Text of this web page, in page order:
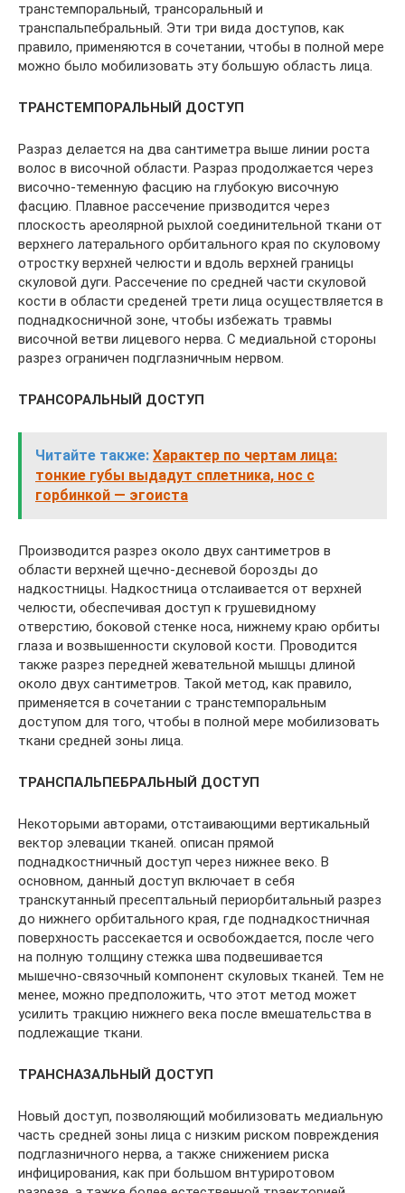
транстемпоральный, трансоральный и
транспальпебральный. Эти три вида доступов, как
правило, применяются в сочетании, чтобы в полной мере
можно было мобилизовать эту большую область лица.
ТРАНСТЕМПОРАЛЬНЫЙ ДОСТУП
Разраз делается на два сантиметра выше линии роста
волос в височной области. Разраз продолжается через
височно-теменную фасцию на глубокую височную
фасцию. Плавное рассечение призводится через
плоскость ареолярной рыхлой соединительной ткани от
верхнего латерального орбитального края по скуловому
отростку верхней челюсти и вдоль верхней границы
скуловой дуги. Рассечение по средней части скуловой
кости в области среденей трети лица осуществляется в
поднадкосничной зоне, чтобы избежать травмы
височной ветви лицевого нерва. С медиальной стороны
разрез ограничен подглазничным нервом.
ТРАНСОРАЛЬНЫЙ ДОСТУП
Читайте также: Характер по чертам лица:
тонкие губы выдадут сплетника, нос с
горбинкой — эгоиста
Производится разрез около двух сантиметров в
области верхней щечно-десневой борозды до
надкостницы. Надкостница отслаивается от верхней
челюсти, обеспечивая доступ к грушевидному
отверстию, боковой стенке носа, нижнему краю орбиты
глаза и возвышенности скуловой кости. Проводится
также разрез передней жевательной мышцы длиной
около двух сантиметров. Такой метод, как правило,
применяется в сочетании с транстемпоральным
доступом для того, чтобы в полной мере мобилизовать
ткани средней зоны лица.
ТРАНСПАЛЬПЕБРАЛЬНЫЙ ДОСТУП
Некоторыми авторами, отстаивающими вертикальный
вектор элевации тканей. описан прямой
поднадкостничный доступ через нижнее веко. В
основном, данный доступ включает в себя
транскутанный пресептальный периорбитальный разрез
до нижнего орбитального края, где поднадкостничная
поверхность рассекается и освобождается, после чего
на полную толщину стежка шва подвешивается
мышечно-связочный компонент скуловых тканей. Тем не
менее, можно предположить, что этот метод может
усилить тракцию нижнего века после вмешательства в
подлежащие ткани.
ТРАНСНАЗАЛЬНЫЙ ДОСТУП
Новый доступ, позволяющий мобилизовать медиальную
часть средней зоны лица с низким риском повреждения
подглазничного нерва, а также снижением риска
инфицирования, как при большом внтуриротовом